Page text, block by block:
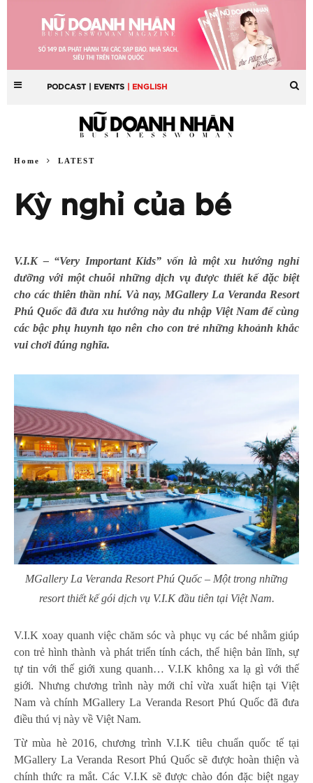
PODCAST | EVENTS | ENGLISH
Home LATEST
Kỳ nghỉ của bé
V.I.K – “Very Important Kids” vốn là một xu hướng nghỉ
dưỡng với một chuỗi những dịch vụ được thiết kế đặc biệt
cho các thiên thần nhí. Và nay, MGallery La Veranda Resort
Phú Quốc đã đưa xu hướng này du nhập Việt Nam để cùng
các bậc phụ huynh tạo nên cho con trẻ những khoảnh khắc
vui chơi đúng nghĩa.
MGallery La Veranda Resort Phú Quốc – Một trong những
resort thiết kế gói dịch vụ V.I.K đầu tiên tại Việt Nam.
V.I.K xoay quanh việc chăm sóc và phục vụ các bé nhằm giúp
con trẻ hình thành và phát triển tính cách, thể hiện bản lĩnh, sự
tự tin với thế giới xung quanh… V.I.K không xa lạ gì với thế
giới. Nhưng chương trình này mới chỉ vừa xuất hiện tại Việt
Nam và chính MGallery La Veranda Resort Phú Quốc đã đưa
điều thú vị này về Việt Nam.
Từ mùa hè 2016, chương trình V.I.K tiêu chuẩn quốc tế tại
MGallery La Veranda Resort Phú Quốc sẽ được hoàn thiện và
chính thức ra mắt. Các V.I.K sẽ được chào đón đặc biệt ngay